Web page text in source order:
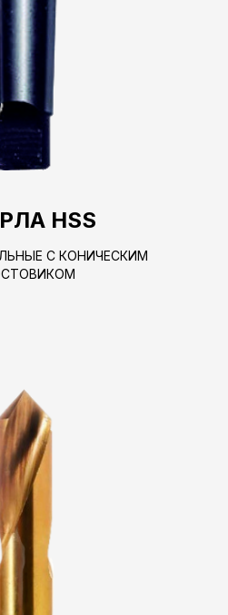
HSS
С КОНИЧЕСКИМ